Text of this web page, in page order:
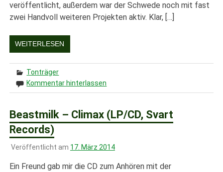
veröffentlicht, außerdem war der Schwede noch mit fast
zwei Handvoll weiteren Projekten aktiv. Klar, […]
WEITERLESEN
Tonträger
Kommentar hinterlassen
Beastmilk – Climax (LP/CD, Svart
Records)
Veröffentlicht am 17. März 2014
Ein Freund gab mir die CD zum Anhören mit der